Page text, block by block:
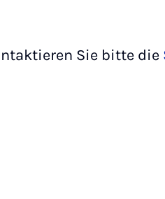
Sie bitte die